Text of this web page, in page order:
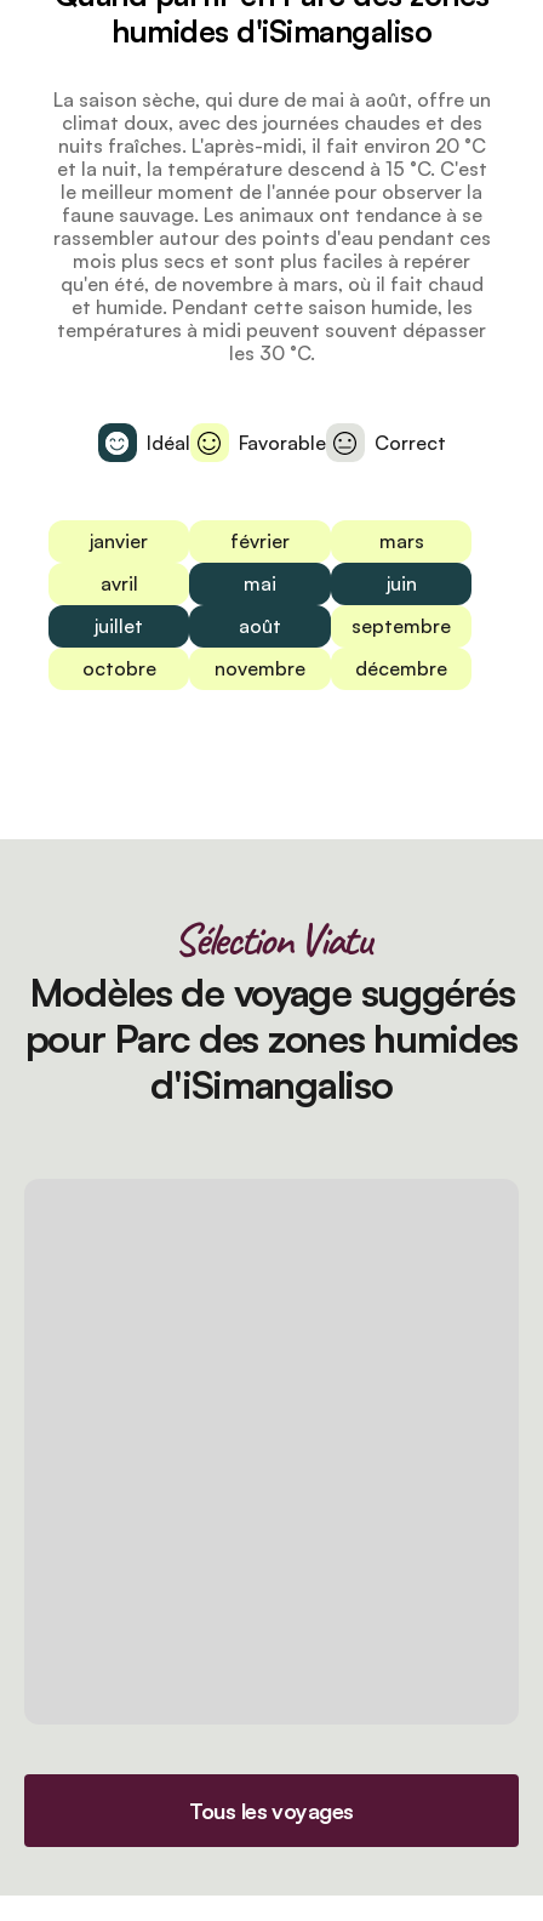
humides d'iSimangaliso
La saison sèche, qui dure de mai à août, offre un
climat doux, avec des journées chaudes et des
nuits fraîches. L'après-midi, il fait environ 20 °C
et la nuit, la température descend à 15 °C. C'est
le meilleur moment de l'année pour observer la
faune sauvage. Les animaux ont tendance à se
rassembler autour des points d'eau pendant ces
mois plus secs et sont plus faciles à repérer
qu'en été, de novembre à mars, où il fait chaud
et humide. Pendant cette saison humide, les
températures à midi peuvent souvent dépasser
les 30 °C.
Idéal Favorable Correct
janvier février
mars
avril
mai
juin
juillet
août
septembre
octobre
novembre décembre
Sélection Viatu
Modèles de voyage suggérés
pour Parc des zones humides
d'iSimangaliso
Tous les voyages